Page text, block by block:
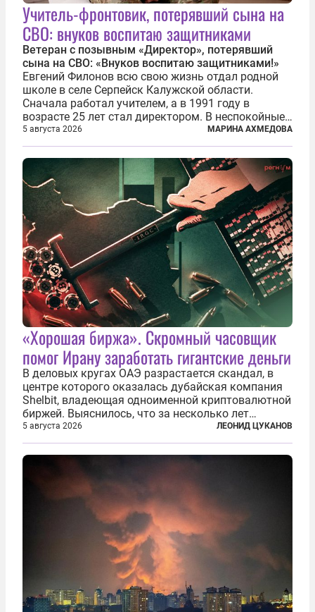
Учитель-фронтовик, потерявший сына на
СВО: внуков воспитаю защитниками
Ветеран с позывным «Директор», потерявший
сына на СВО: «Внуков воспитаю защитниками!»
Евгений Филонов всю свою жизнь отдал родной
школе в селе Серпейск Калужской области.
Сначала работал учителем, а в 1991 году в
возрасте 25 лет стал директором. В неспокойные
90-е он сумел спасти школу от закрытия и со
временем сделал ее лучшей в районе. В 2023 году
в возрасте 57 лет вслед за сыном...
5 августа 2026 МАРИНА АХМЕДОВА
«Хорошая биржа». Скромный часовщик
помог Ирану заработать гигантские деньги
В деловых кругах ОАЭ разрастается скандал, в
центре которого оказалась дубайская компания
Shelbit, владеющая одноименной криптовалютной
биржей. Выяснилось, что за несколько лет
существования через Shelbit прошло не менее 4
млрд долларов в криптовалюте, принадлежащих
иранским чиновникам и силовикам...
5 августа 2026 ЛЕОНИД ЦУКАНОВ